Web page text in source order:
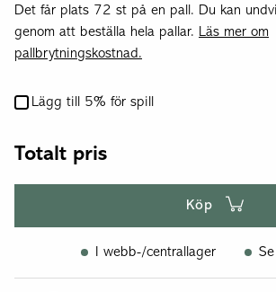
Det får plats 72 st på en pall. Du kan
genom att beställa hela pallar. Läs mer om
pallbrytningskostnad.
Lägg till 5% för spill
Totalt pris
Köp
I webb-/centrallager